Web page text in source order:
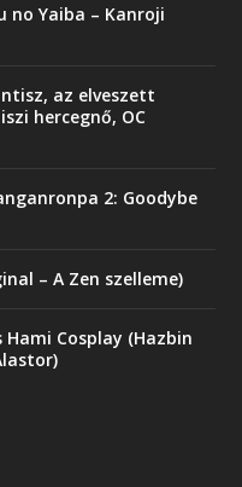
no Yaiba – Kanroji
az elveszett
hercegnő, OC
2: Goodybe
– A Zen szelleme)
Cosplay (Hazbin